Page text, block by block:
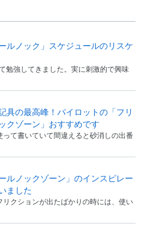
ルノック」スケジュールのリスケ
勉強してきました。実に刺激的で興味
具の最高峰！パイロットの「フリ
クゾーン」おすすめです
て書いていて間違えると砂消しの出番
ルノックゾーン」のインスピレー
ました
クションが出たばかりの時には、使い